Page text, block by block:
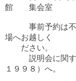
館 集会室
事前予約は不要
場へお越しく
ださい。
説明会に関する
１９９８）へ。